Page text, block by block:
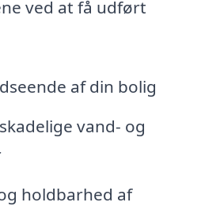
ved at få udført
af din bolig
vand- og
holdbarhed af